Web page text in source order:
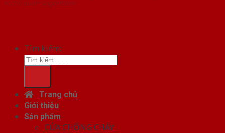
vị chủ quản SaigonDoor
Tìm kiếm:
Trang chủ
Giới thiệu
Sản phẩm
CỬA CHỐNG CHÁY